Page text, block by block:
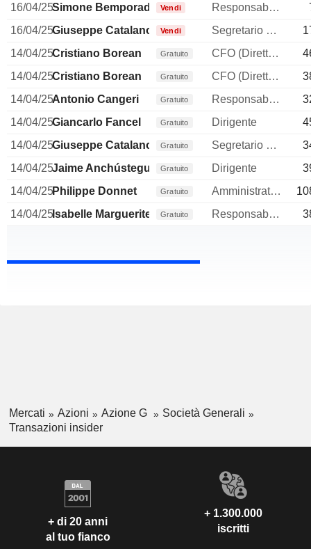
16/04/25Simone Bemporad Vendi Responsabile della comunicazione
16/04/25Giuseppe Catalano Vendi Segretario generale
14/04/25Cristiano Borean Gratuito CFO (Direttore finanziario)
14/04/25Cristiano Borean Gratuito CFO (Direttore finanziario)
14/04/25Antonio Cangeri Gratuito Responsabile affari legali
14/04/25Giancarlo Fancel Gratuito Dirigente
14/04/25Giuseppe Catalano Gratuito Segretario generale
14/04/25Jaime Anchústegui Melgarejo
Gratuito Dirigente
14/04/25Philippe Donnet Gratuito Amministratore delegato
14/04/25Isabelle Marguerite Conner
Gratuito Responsable ventes & marketing
Mercati Azioni Azione G
Società Generali
Transazioni insider
+ di 20 anni
al tuo fianco
+ 1.300.000
iscritti